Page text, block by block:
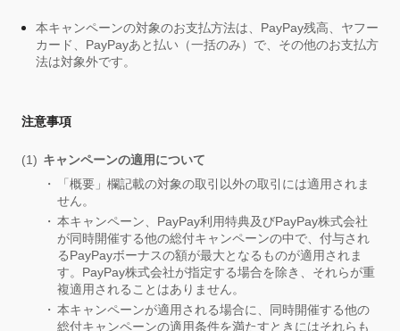
本キャンペーンの対象のお支払方法は、PayPay残高、ヤフー
カード、PayPayあと払い（一括のみ）で、その他のお支払方
法は対象外です。
注意事項
キャンペーンの適用について
「概要」欄記載の対象の取引以外の取引には適用されま
せん。
本キャンペーン、PayPay利用特典及びPayPay株式会社
が同時開催する他の総付キャンペーンの中で、付与され
るPayPayボーナスの額が最大となるものが適用されま
す。PayPay株式会社が指定する場合を除き、それらが重
複適用されることはありません。
本キャンペーンが適用される場合に、同時開催する他の
総付キャンペーンの適用条件を満たすときにはそれらも